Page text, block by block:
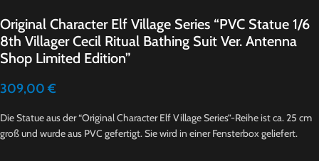
Original Character Elf Village Series “PVC Statue 1/6
8th Villager Cecil Ritual Bathing Suit Ver. Antenna
Shop Limited Edition”
309,00 €
Die Statue aus der “Original Character Elf Village Series”-Reihe ist ca. 25 cm
groß und wurde aus PVC gefertigt. Sie wird in einer Fensterbox geliefert.